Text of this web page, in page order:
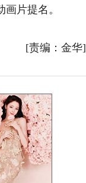
片提名。
[责编：金华]